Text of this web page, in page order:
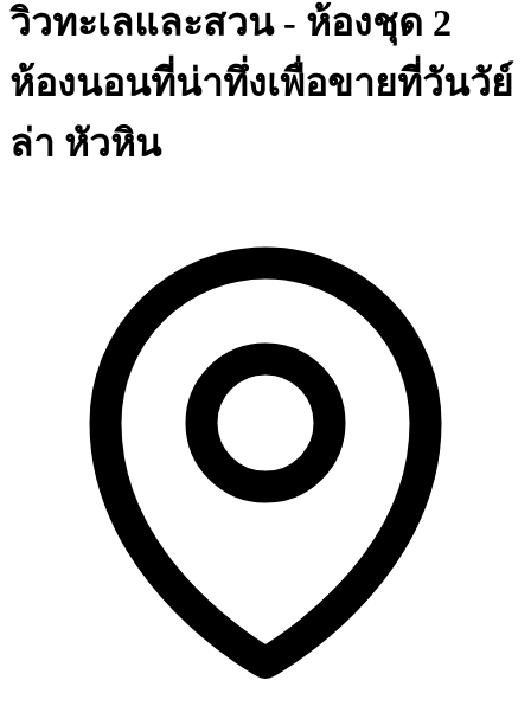
วิวทะเลและสวน - ห้องชุด 2
ห้องนอนที่น่าทึ่งเพื่อขายที่วันวัย์
ล่า หัวหิน